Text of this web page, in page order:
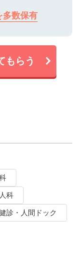
多数保有
もらう
科
診・人間ドック